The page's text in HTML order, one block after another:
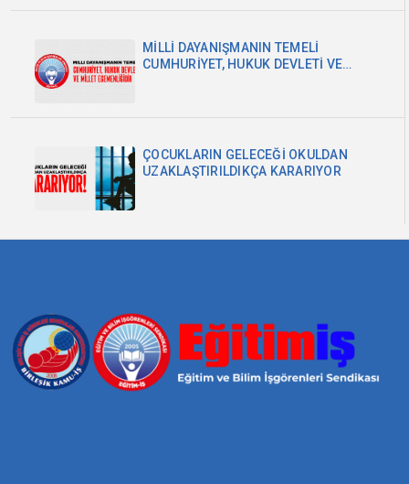
MİLLİ DAYANIŞMANIN TEMELİ
CUMHURİYET, HUKUK DEVLETİ VE
ÇOCUKLARIN GELECEĞİ OKULDAN
UZAKLAŞTIRILDIKÇA KARARIYOR